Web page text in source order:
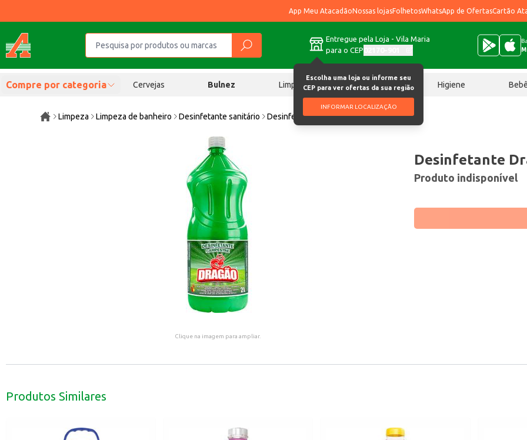
App Meu AtacadãoNossas lojasFolhetosWhatsApp de OfertasCartão
Entregue pela Loja - Vila Maria
para o CEP
Escolha uma loja ou informe seu
CEP para ver ofertas da sua região
INFORMAR LOCALIZAÇÃO
Compre por categoria Cervejas Bulnez Limpeza Chocolates Higiene
Limpeza Limpeza de banheiro Desinfetante sanitário Desinfetante Dragão Campestre 2L
Clique na imagem para ampliar.
Desinfetante
Produto indisponível
Produtos Similares